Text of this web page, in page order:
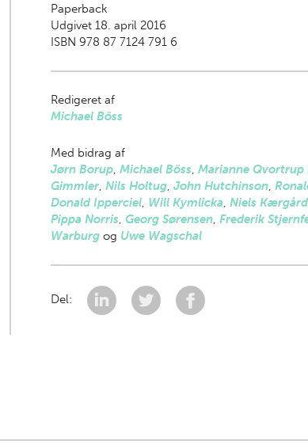
Paperback
Udgivet 18. april 2016
ISBN 978 87 7124 791 6
Redigeret af
Michael Böss
Med bidrag af
Jørn Borup, Michael Böss, Marianne Qvortrup
Gimmler, Nils Holtug, John Hutchinson,
Donald Ipperciel, Will Kymlicka, Niels Kærgård
Pippa Norris, Georg Sørensen, Frederik
Warburgog Uwe Wagschal
Del: